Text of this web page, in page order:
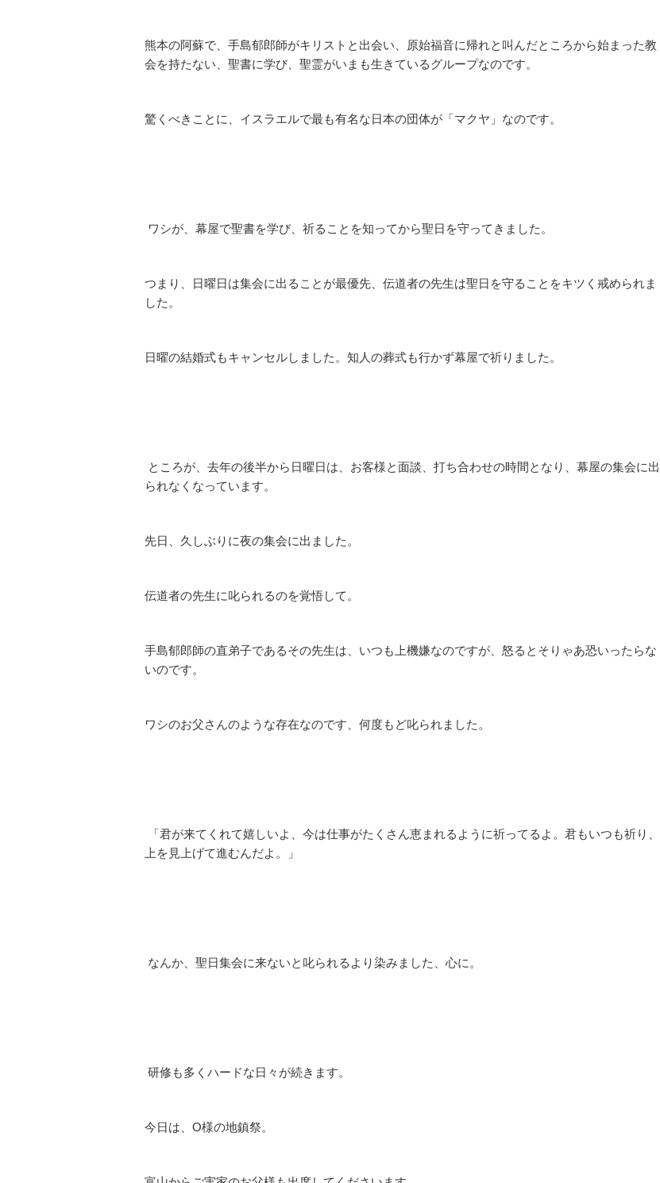
熊本の阿蘇で、手島郁郎師がキリストと出会い、原始福音に帰れと叫んだところから始まった教
会を持たない、聖書に学び、聖霊がいまも生きているグループなのです。
驚くべきことに、イスラエルで最も有名な日本の団体が「マクヤ」なのです。
ワシが、幕屋で聖書を学び、祈ることを知ってから聖日を守ってきました。
つまり、日曜日は集会に出ることが最優先、伝道者の先生は聖日を守ることをキツく戒められま
した。
日曜の結婚式もキャンセルしました。知人の葬式も行かず幕屋で祈りました。
ところが、去年の後半から日曜日は、お客様と面談、打ち合わせの時間となり、幕屋の集会に出
られなくなっています。
先日、久しぶりに夜の集会に出ました。
伝道者の先生に叱られるのを覚悟して。
手島郁郎師の直弟子であるその先生は、いつも上機嫌なのですが、怒るとそりゃあ恐いったらな
いのです。
ワシのお父さんのような存在なのです、何度もど叱られました。
「君が来てくれて嬉しいよ、今は仕事がたくさん恵まれるように祈ってるよ。君もいつも祈り、
上を見上げて進むんだよ。」
なんか、聖日集会に来ないと叱られるより染みました、心に。
研修も多くハードな日々が続きます。
今日は、O様の地鎮祭。